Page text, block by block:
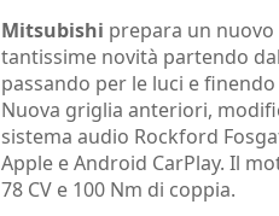
Mitsubishi prepara un
tantissime novità partendo
passando per le luci e
Nuova griglia anteriori,
sistema audio Rockford
Apple e Android CarPlay. Il
78 CV e 100 Nm di coppia.